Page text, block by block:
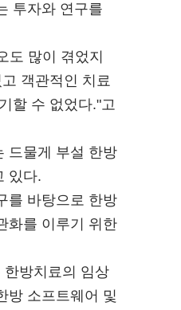
투자와 연구를
도 많이 겪었지
객관적인 치료
할 수 없었다."고
드물게 부설 한방
있다.
를 바탕으로 한방
화를 이루기 위한
한방치료의 임상
방 소프트웨어 및